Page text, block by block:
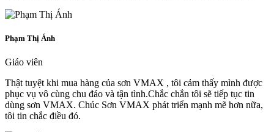
Phạm Thị Ánh
Giáo viên
Thật tuyệt khi mua hàng của sơn VMAX , tôi cảm thấy mình được
phục vụ vô cùng chu đáo và tận tình.Chắc chắn tôi sẽ tiếp tục tin
dùng sơn VMAX. Chúc Sơn VMAX phát triển mạnh mẽ hơn nữa,
tôi tin chắc điều đó.